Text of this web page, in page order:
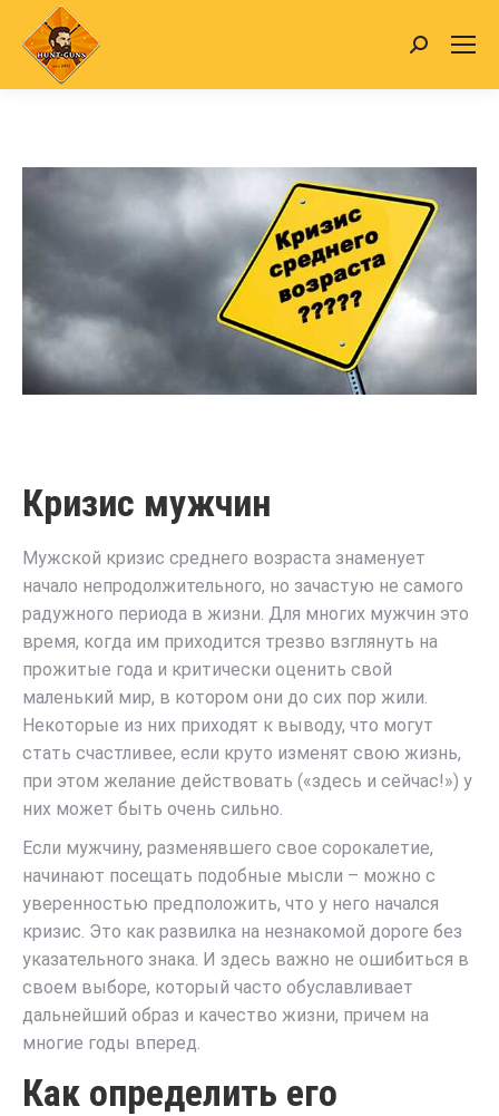
Search:
Кризис мужчин
Мужской кризис среднего возраста знаменует
начало непродолжительного, но зачастую не самого
радужного периода в жизни. Для многих мужчин это
время, когда им приходится трезво взглянуть на
прожитые года и критически оценить свой
маленький мир, в котором они до сих пор жили.
Некоторые из них приходят к выводу, что могут
стать счастливее, если круто изменят свою жизнь,
при этом желание действовать («здесь и сейчас!») у
них может быть очень сильно.
Если мужчину, разменявшего свое сорокалетие,
начинают посещать подобные мысли – можно с
уверенностью предположить, что у него начался
кризис. Это как развилка на незнакомой дороге без
указательного знака. И здесь важно не ошибиться в
своем выборе, который часто обуславливает
дальнейший образ и качество жизни, причем на
многие годы вперед.
Как определить его